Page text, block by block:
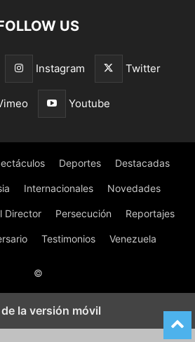
US
Instagram Twitter
Youtube
Deportes Destacadas
Internacionales Novedades
Director Persecución Reportajes
Testimonios Venezuela
©
de la versión móvil